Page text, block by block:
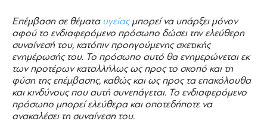
Επέμβαση σε θέματα υγείαςμπορεί να υπάρξει μόνον
αφού το ενδιαφερόμενο πρόσωπο δώσει την ελεύθερη
συναίνεσή του, κατόπιν προηγούμενης σχετικής
ενημέρωσής του. Το πρόσωπο αυτό θα ενημερώνεται εκ
των προτέρων καταλλήλως ως προς το σκοπό και τη
φύση της επέμβασης, καθώς και ως προς τα επακόλουθα
και κινδύνους που αυτή συνεπάγεται. Το ενδιαφερόμενο
πρόσωπο μπορεί ελεύθερα και οποτεδήποτε να
ανακαλέσει τη συναίνεση του.